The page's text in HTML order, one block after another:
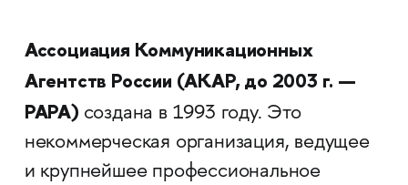
Ассоциация Коммуникационных
Агентств России (АКАР, до 2003 г. —
РАРА) создана в 1993 году. Это
некоммерческая организация, ведущее
и крупнейшее профессиональное